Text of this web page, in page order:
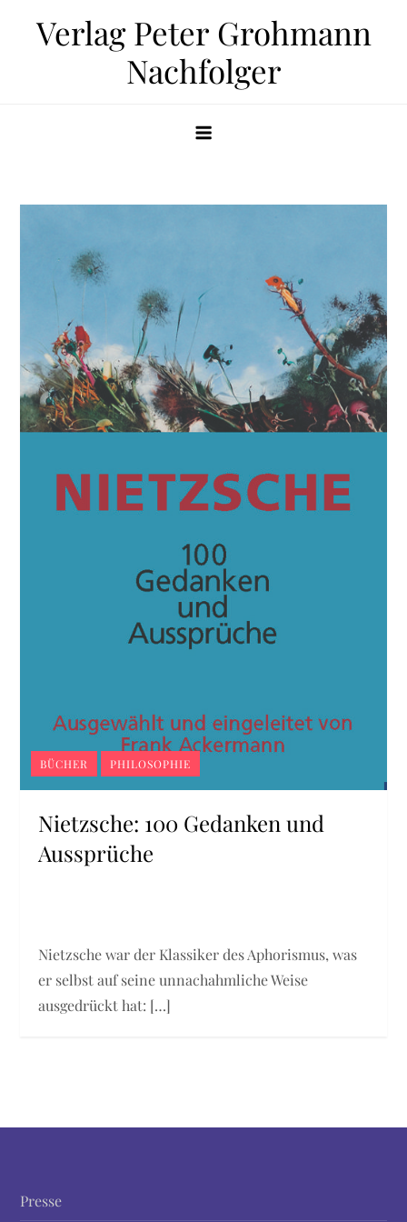
Verlag Peter Grohmann
Nachfolger
BÜCHER PHILOSOPHIE
Nietzsche: 100 Gedanken und
Aussprüche
Nietzsche war der Klassiker des Aphorismus, was
er selbst auf seine unnachahmliche Weise
ausgedrückt hat: […]
Presse